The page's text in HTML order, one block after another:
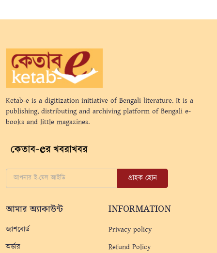
Ketab-e is a digitization initiative of Bengali literature. It is a
publishing, distributing and archiving platform of Bengali e-
books and little magazines.
গ্রাহক হোন
আমার অ্যাকাউন্ট
ড্যাশবোর্ড
অর্ডার
INFORMATION
Privacy policy
Refund Policy